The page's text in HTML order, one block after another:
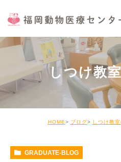
しつけ教
HOME ブログ しつけ教
GRADUATE-BLOG